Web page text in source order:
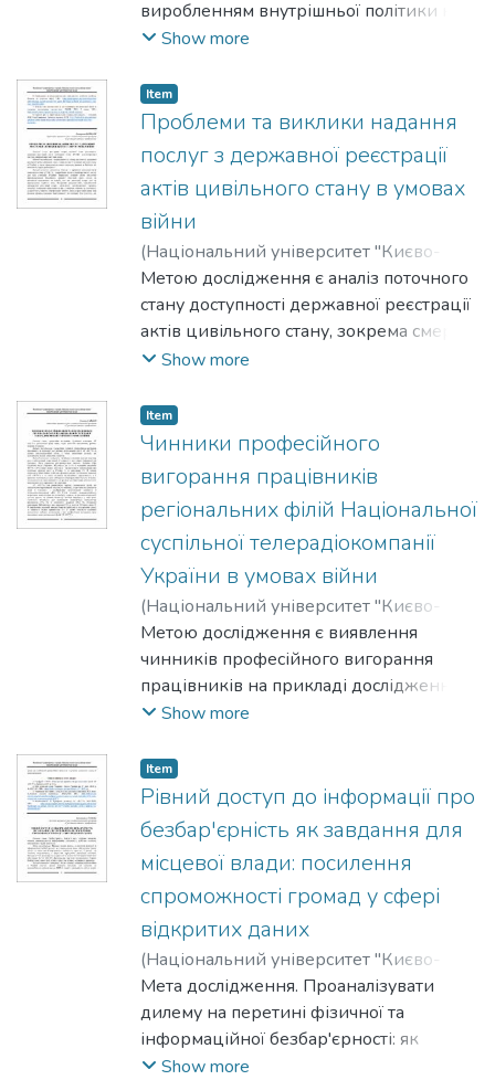
виробленням внутрішньої політики на
прикладі українського регулювання
Show more
Item
Проблеми та виклики надання
послуг з державної реєстрації
актів цивільного стану в умовах
війни
(Національний університет "Києво-
Могилянська академія",2025)Воробей,
Катерина
Метою дослідження є аналіз поточного
стану доступності державної реєстрації
актів цивільного стану, зокрема смерті,
в умовах воєнного стану в Україні, а
ризиків та бар'єрів, які виникають
перед громадянами.
Show more
Item
Чинники професійного
вигорання працівників
регіональних філій Національної
суспільної телерадіокомпанії
України в умовах війни
(Національний університет "Києво-
Могилянська академія",2025)Гайфер,
Євгенія
Метою дослідження є виявлення
чинників професійного вигорання
працівників на прикладі дослідження
регіональних філій АТ "НСТУ" в умовах
визначення ризиків, що зумовлюють
наміри звільнення з роботи.
Show more
Item
Рівний доступ до інформації про
безбар'єрність як завдання для
місцевої влади: посилення
спроможності громад у сфері
відкритих даних
(Національний університет "Києво-
Могилянська академія",2025)Гомма,
Костянтин
Мета дослідження. Проаналізувати
дилему на перетині фізичної та
інформаційної безбар'єрності: як
місцева влада може забезпечити
Show more